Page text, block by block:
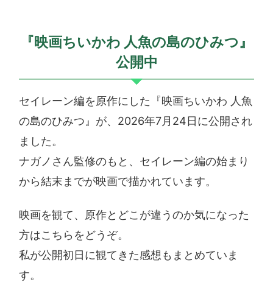
『映画ちいかわ 人魚の島のひみつ』
公開中
セイレーン編を原作にした『映画ちいかわ 人魚
の島のひみつ』が、2026年7月24日に公開され
ました。
ナガノさん監修のもと、セイレーン編の始まり
から結末までが映画で描かれています。
映画を観て、原作とどこが違うのか気になった
方はこちらをどうぞ。
私が公開初日に観てきた感想もまとめていま
す。